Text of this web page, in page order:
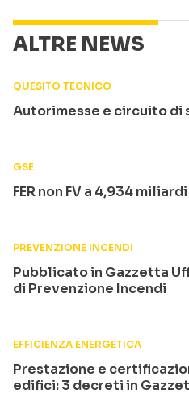
ALTRE NEWS
QUESITO TECNICO
Autorimesse e circuito di
GSE
FER non FV a 4,934
PREVENZIONE INCENDI
Pubblicato in Gazzetta
di Prevenzione Incendi
EFFICIENZA ENERGETICA
Prestazione e
edifici: 3 decreti in